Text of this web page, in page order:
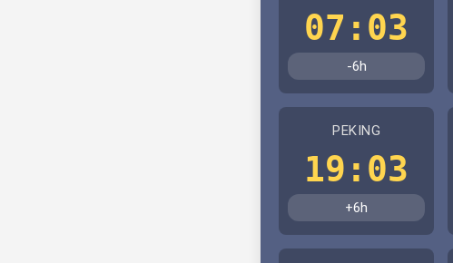
07:03
-6h
PEKING
19:03
+6h